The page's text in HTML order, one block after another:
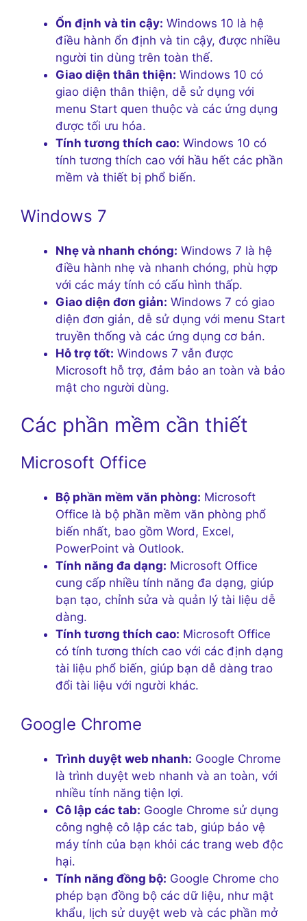
Ổn định và tin cậy: Windows 10 là hệ
điều hành ổn định và tin cậy, được nhiều
người tin dùng trên toàn thế.
Giao diện thân thiện: Windows 10 có
giao diện thân thiện, dễ sử dụng với
menu Start quen thuộc và các ứng dụng
được tối ưu hóa.
Tính tương thích cao: Windows 10 có
tính tương thích cao với hầu hết các phần
mềm và thiết bị phổ biến.
Windows 7
Nhẹ và nhanh chóng: Windows 7 là hệ
điều hành nhẹ và nhanh chóng, phù hợp
với các máy tính có cấu hình thấp.
Giao diện đơn giản: Windows 7 có giao
diện đơn giản, dễ sử dụng với menu Start
truyền thống và các ứng dụng cơ bản.
Hỗ trợ tốt: Windows 7 vẫn được
Microsoft hỗ trợ, đảm bảo an toàn và bảo
mật cho người dùng.
Các phần mềm cần thiết
Microsoft Office
Bộ phần mềm văn phòng: Microsoft
Office là bộ phần mềm văn phòng phổ
biến nhất, bao gồm Word, Excel,
PowerPoint và Outlook.
Tính năng đa dạng: Microsoft Office
cung cấp nhiều tính năng đa dạng, giúp
bạn tạo, chỉnh sửa và quản lý tài liệu dễ
dàng.
Tính tương thích cao: Microsoft Office
có tính tương thích cao với các định dạng
tài liệu phổ biến, giúp bạn dễ dàng trao
đổi tài liệu với người khác.
Google Chrome
Trình duyệt web nhanh: Google Chrome
là trình duyệt web nhanh và an toàn, với
nhiều tính năng tiện lợi.
Cô lập các tab: Google Chrome sử dụng
công nghệ cô lập các tab, giúp bảo vệ
máy tính của bạn khỏi các trang web độc
hại.
Tính năng đồng bộ: Google Chrome cho
phép bạn đồng bộ các dữ liệu, như mật
khẩu, lịch sử duyệt web và các phần mở